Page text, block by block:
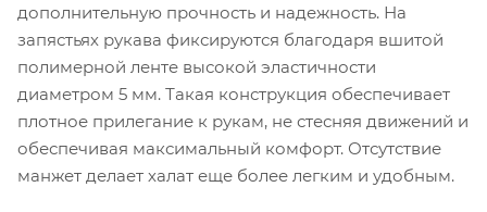
дополнительную прочность и надежность. На
запястьях рукава фиксируются благодаря вшитой
полимерной ленте высокой эластичности
диаметром 5 мм. Такая конструкция обеспечивает
плотное прилегание к рукам, не стесняя движений и
обеспечивая максимальный комфорт. Отсутствие
манжет делает халат еще более легким и удобным.